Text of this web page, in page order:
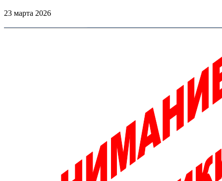
23 марта 2026